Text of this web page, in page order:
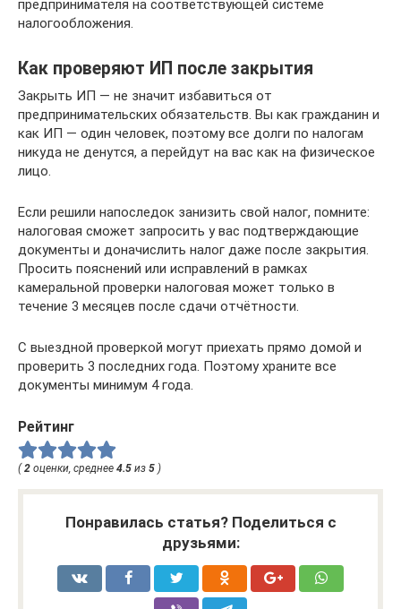
предпринимателя на соответствующей системе
налогообложения.
Как проверяют ИП после закрытия
Закрыть ИП — не значит избавиться от
предпринимательских обязательств. Вы как гражданин и
как ИП — один человек, поэтому все долги по налогам
никуда не денутся, а перейдут на вас как на физическое
лицо.
Если решили напоследок занизить свой налог, помните:
налоговая сможет запросить у вас подтверждающие
документы и доначислить налог даже после закрытия.
Просить пояснений или исправлений в рамках
камеральной проверки налоговая может только в
течение 3 месяцев после сдачи отчётности.
С выездной проверкой могут приехать прямо домой и
проверить 3 последних года. Поэтому храните все
документы минимум 4 года.
Рейтинг
( 2 оценки, среднее 4.5 из 5 )
Понравилась статья? Поделиться с
друзьями: